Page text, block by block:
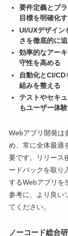
要件定義とプ
目標を明確化
UI/UXデザイン
さを徹底的に
効率的なアー
守性を高める
自動化とCI/
組みを整える
テストやセキ
もユーザー体
Webアプリ開発は
め、常に全体最適
要です。リリース
ードバックを取り
するWebアプリを
参考に、より良い
てください。
ノーコード総合